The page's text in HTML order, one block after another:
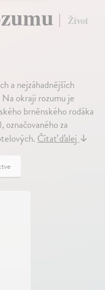
Život
a nejzáhadnějších
okraji rozumu je
brněnského rodáka
za
Čítať ďalej ↓